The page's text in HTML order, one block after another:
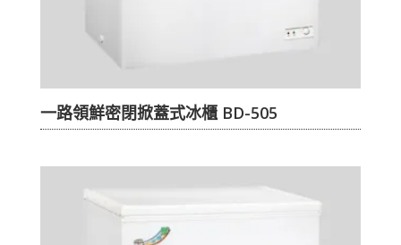
一路領鮮密閉掀蓋式冰櫃 BD-505